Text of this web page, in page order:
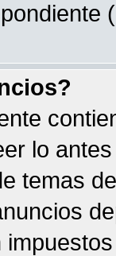
lo
temas